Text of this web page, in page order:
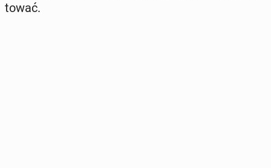
to­wać.